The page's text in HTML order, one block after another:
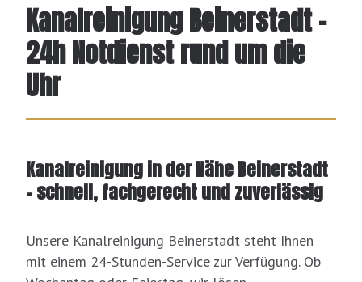
Kanalreinigung Beinerstadt -
24h Notdienst rund um die
Uhr
Kanalreinigung in der Nähe Beinerstadt
– schnell, fachgerecht und zuverlässig
Unsere Kanalreinigung Beinerstadt steht Ihnen
mit einem 24-Stunden-Service zur Verfügung. Ob